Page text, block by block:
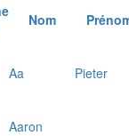
Nom
Aa Pieter
Aaron